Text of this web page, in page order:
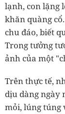
lạnh, con lặng
khăn quàng
chu đáo, biết
Trong tưởng
ảnh của một
Trên thực tế,
dịu dàng ngày
mỏi, lúng túng